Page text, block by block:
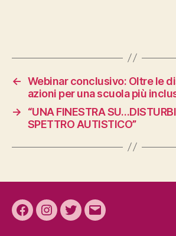
← Webinar conclusivo: Oltre le
azioni per una scuola più
→
“UNA FINESTRA
SPETTRO AUTISTICO”
FacebookInstagram
TwitterEmail